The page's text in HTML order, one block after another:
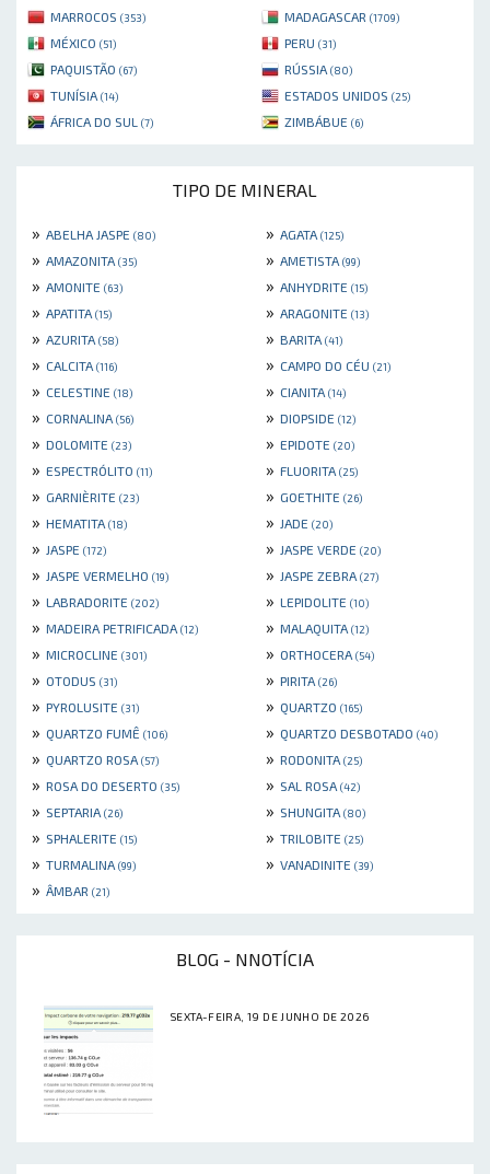
MARROCOS (353) MADAGASCAR (1709)
MÉXICO (51) PERU (31)
PAQUISTÃO (67) RÚSSIA (80)
TUNÍSIA (14) ESTADOS UNIDOS (25)
ÁFRICA DO SUL (7) ZIMBÁBUE (6)
TIPO DE MINERAL
» ABELHA JASPE (80) » AGATA (125)
» AMAZONITA (35) » AMETISTA (99)
» AMONITE (63) » ANHYDRITE (15)
» APATITA (15) » ARAGONITE (13)
» AZURITA (58) » BARITA (41)
» CALCITA (116) » CAMPO DO CÉU (21)
» CELESTINE (18) » CIANITA (14)
» CORNALINA (56) » DIOPSIDE (12)
» DOLOMITE (23) » EPIDOTE (20)
» ESPECTRÓLITO (11) » FLUORITA (25)
» GARNIÈRITE (23) » GOETHITE (26)
» HEMATITA (18) » JADE (20)
» JASPE (172) » JASPE VERDE (20)
» JASPE VERMELHO (19) » JASPE ZEBRA (27)
» LABRADORITE (202) » LEPIDOLITE (10)
» MADEIRA PETRIFICADA (12) » MALAQUITA (12)
» MICROCLINE (301) » ORTHOCERA (54)
» OTODUS (31) » PIRITA (26)
» PYROLUSITE (31) » QUARTZO (165)
» QUARTZO FUMÊ (106) » QUARTZO DESBOTADO (40)
» QUARTZO ROSA (57) » RODONITA (25)
» ROSA DO DESERTO (35) » SAL ROSA (42)
» SEPTARIA (26) » SHUNGITA (80)
» SPHALERITE (15) » TRILOBITE (25)
» TURMALINA (99) » VANADINITE (39)
» ÂMBAR (21)
BLOG - NNOTÍCIA
SEXTA-FEIRA, 19 DE JUNHO DE 2026